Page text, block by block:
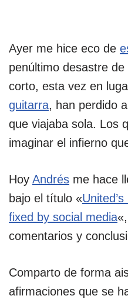
Ayer me hice eco de
penúltimo desastre de
corto, esta vez en
guitarra, han perdido
que viajaba sola. Los
imaginar el infierno
Hoy Andrés me hace
bajo el título «
fixed by social media
comentarios y
Comparto de forma
afirmaciones que se